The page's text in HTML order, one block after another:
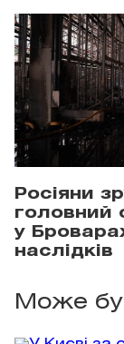
Росіяни
головний
у
наслідків
Може